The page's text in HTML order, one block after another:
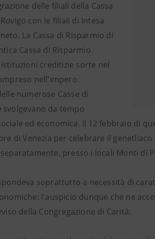
delle filiali della Cassa
con le filiali di Intesa
La Cassa di Risparmio di
Cassa di Risparmio
creditizie sorte nel
nell'impero
numerose Casse di
svolgevano da tempo
ed economica. Il 12 febbraio di
di Venezia per celebrare il
presso i locali Monti di
soprattutto a necessità di
l'auspicio dunque che ne
della Congregazione di Carità: